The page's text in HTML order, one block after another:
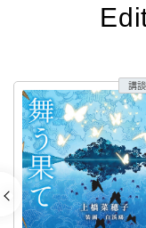
講